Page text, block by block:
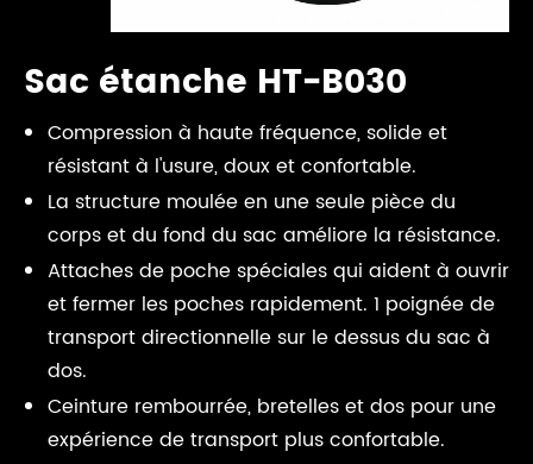
Sac étanche HT-B030
Compression à haute fréquence, solide et
résistant à l'usure, doux et confortable.
La structure moulée en une seule pièce du
corps et du fond du sac améliore la résistance.
Attaches de poche spéciales qui aident à ouvrir
et fermer les poches rapidement. 1 poignée de
transport directionnelle sur le dessus du sac à
dos.
Ceinture rembourrée, bretelles et dos pour une
expérience de transport plus confortable.